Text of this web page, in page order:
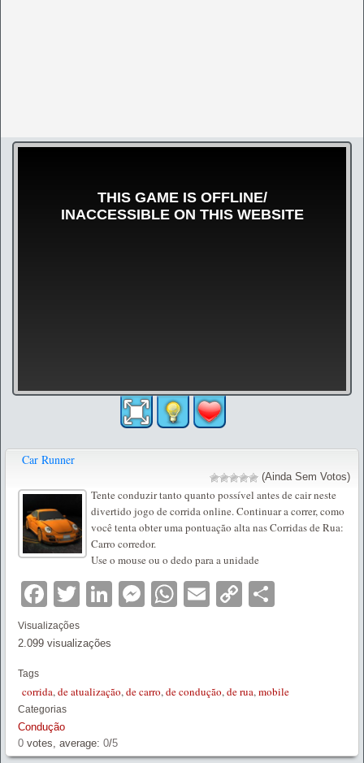
Car Runner
(Ainda Sem Votos)
Tente conduzir tanto quanto possível antes de cair neste
divertido jogo de corrida online. Continuar a correr, como
você tenta obter uma pontuação alta nas Corridas de Rua:
Carro corredor.
Use o mouse ou o dedo para a unidade
Facebook
TwitterLinkedIn
Messenger
WhatsApp
EmailCopy
Visualizações
2.099 visualizações
Tags
corrida,de atualização,de carro,de condução,de rua,mobile
Categorias
Condução
0 votes, average: 0/5